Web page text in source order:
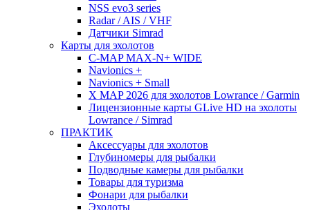
NSS evo3 series
Radar / AIS / VHF
Датчики Simrad
Карты для эхолотов
C-MAP MAX-N+ WIDE
Navionics +
Navionics + Small
X MAP 2026 для эхолотов Lowrance / Garmin
Лицензионные карты GLive HD на эхолоты
Lowrance / Simrad
ПРАКТИК
Аксессуары для эхолотов
Глубиномеры для рыбалки
Подводные камеры для рыбалки
Товары для туризма
Фонари для рыбалки
Эхолоты